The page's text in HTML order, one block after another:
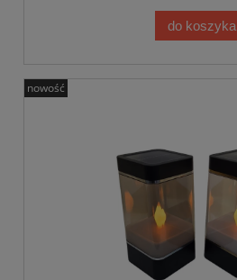
do koszyka
nowość